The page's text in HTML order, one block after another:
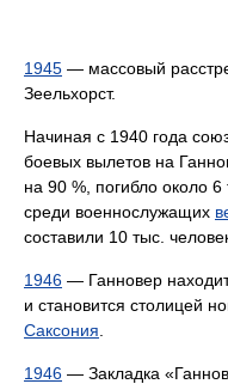
1945 — массовый
Зеельхорст.
Начиная с 1940 года
боевых вылетов на
на 90 %, погибло около
среди военнослужащих
составили 10 тыс.
1946 — Ганновер
и становится столицей
Саксония
1946 — Закладка